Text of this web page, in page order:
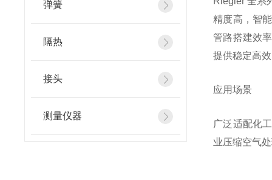
弹簧
隔热
接头
测量仪器
精度高，智
管路搭建效
提供稳定高
应用场景
广泛适配化
业压缩空气